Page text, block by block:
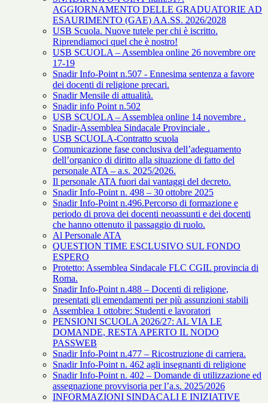
AGGIORNAMENTO DELLE GRADUATORIE AD
ESAURIMENTO (GAE) AA.SS. 2026/2028
USB Scuola. Nuove tutele per chi è iscritto.
Riprendiamoci quel che è nostro!
USB SCUOLA – Assemblea online 26 novembre ore
17-19
Snadir Info-Point n.507 - Ennesima sentenza a favore
dei docenti di religione precari.
Snadir Mensile di attualità.
Snadir info Point n.502
USB SCUOLA – Assemblea online 14 novembre .
Snadir-Assemblea Sindacale Provinciale .
USB SCUOLA-Contratto scuola
Comunicazione fase conclusiva dell’adeguamento
dell’organico di diritto alla situazione di fatto del
personale ATA – a.s. 2025/2026.
Il personale ATA fuori dai vantaggi del decreto.
Snadir Info-Point n. 498 – 30 ottobre 2025
Snadir Info-Point n.496.Percorso di formazione e
periodo di prova dei docenti neoassunti e dei docenti
che hanno ottenuto il passaggio di ruolo.
Al Personale ATA
QUESTION TIME ESCLUSIVO SUL FONDO
ESPERO
Protetto: Assemblea Sindacale FLC CGIL provincia di
Roma.
Snadir Info-Point n.488 – Docenti di religione,
presentati gli emendamenti per più assunzioni stabili
Assemblea 1 ottobre: Studenti e lavoratori
PENSIONI SCUOLA 2026/27: AL VIA LE
DOMANDE, RESTA APERTO IL NODO
PASSWEB
Snadir Info-Point n.477 – Ricostruzione di carriera.
Snadir Info-Point n. 462 agli insegnanti di religione
Snadir Info-Point n. 402 – Domande di utilizzazione ed
assegnazione provvisoria per l’a.s. 2025/2026
INFORMAZIONI SINDACALI E INIZIATIVE